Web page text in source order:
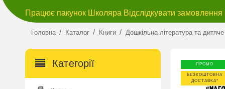
Працює пакунок Школяра Відслідкувати
Головна / Каталог / Книги / Дошкільна література та
Категорії ПРОМО
БЕЗКОШТОВНА
ДОСТАВКА*